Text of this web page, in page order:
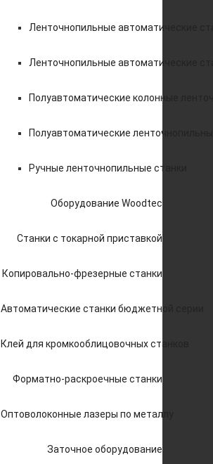
Ленточнопильные автоматические
Ленточнопильные автоматические
Полуавтоматические колонные
Полуавтоматические
Ручные ленточнопильные станки
Оборудование Woodtec
Станки с токарной приставкой
Копировально-фрезерные станки
Автоматические станки бюджетной серии
Клей для кромкооблицовочных станков
Форматно-раскроечные станки
Оптоволоконные лазеры по металлу
Заточное оборудование